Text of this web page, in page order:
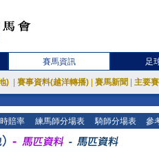
賽馬資訊 足
) 賽事資料(越洋轉播) 賽馬新聞 主要
賠率 練馬師分場表 騎師分場表 參